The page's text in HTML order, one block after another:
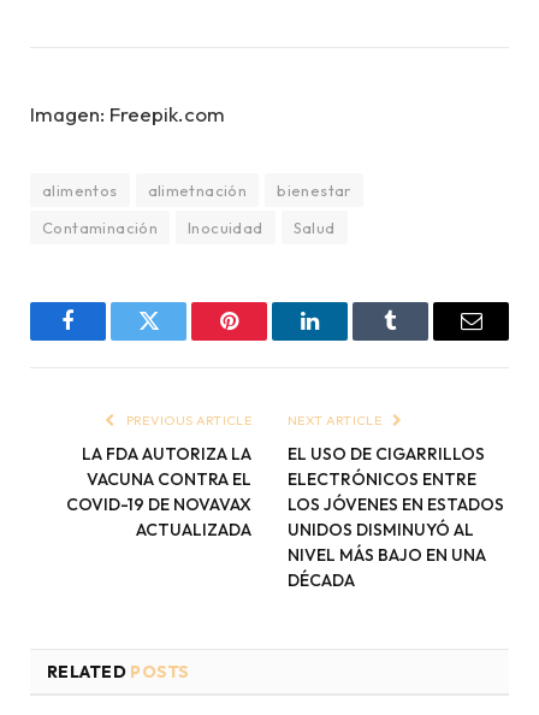
Imagen: Freepik.com
alimentos alimetnación
bienestar
Contaminación
Inocuidad Salud
FacebookTwitter Pinterest LinkedInTumblr Email
PREVIOUS ARTICLE
LA FDA AUTORIZA LA
VACUNA CONTRA EL
COVID-19 DE NOVAVAX
ACTUALIZADA
NEXT ARTICLE
EL USO DE CIGARRILLOS
ELECTRÓNICOS ENTRE
LOS JÓVENES EN ESTADOS
UNIDOS DISMINUYÓ AL
NIVEL MÁS BAJO EN UNA
DÉCADA
RELATED POSTS